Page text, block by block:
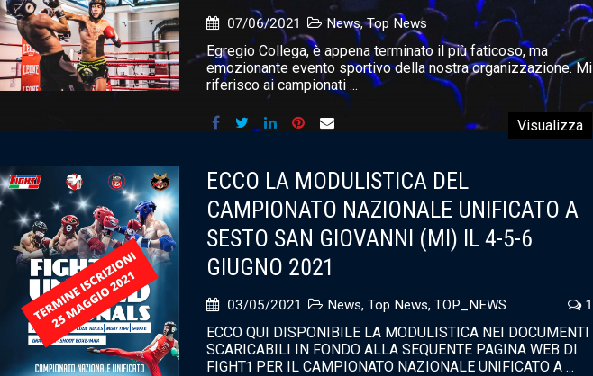
07/06/2021 News,Top News
Egregio Collega, è appena terminato il più faticoso, ma
emozionante evento sportivo della nostra organizzazione. Mi
riferisco ai campionati ...
Visualizza
ECCO LA MODULISTICA DEL
CAMPIONATO NAZIONALE UNIFICATO A
SESTO SAN GIOVANNI (MI) IL 4-5-6
GIUGNO 2021
03/05/2021 News, Top News, TOP_NEWS 1
ECCO QUI DISPONIBILE LA MODULISTICA NEI DOCUMENTI
SCARICABILI IN FONDO ALLA SEQUENTE PAGINA WEB DI
FIGHT1 PER IL CAMPIONATO NAZIONALE UNIFICATO A ...